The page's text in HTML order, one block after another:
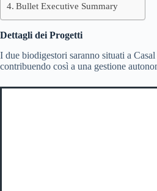
Bullet Executive Summary
Dettagli dei Progetti
I due biodigestori saranno situati a
contribuendo così a una gestione